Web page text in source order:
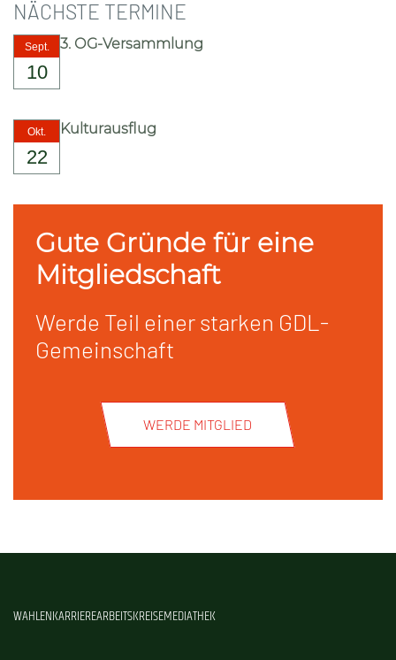
NÄCHSTE TERMINE
Sept.
10
3. OG-Versammlung
Okt.
22
Kulturausflug
Gute Gründe für eine
Mitgliedschaft
Werde Teil einer starken GDL-
Gemeinschaft
WERDE MITGLIED
WAHLENKARRIEREARBEITSKREISEMEDIATHEK